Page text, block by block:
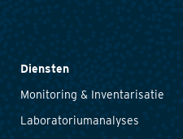
Diensten
Monitoring & Inventarisatie
Laboratoriumanalyses